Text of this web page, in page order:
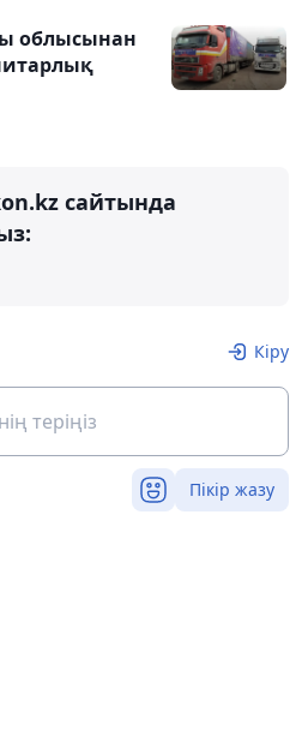
облысынан
сайтында
Кіру
Пікір жазу